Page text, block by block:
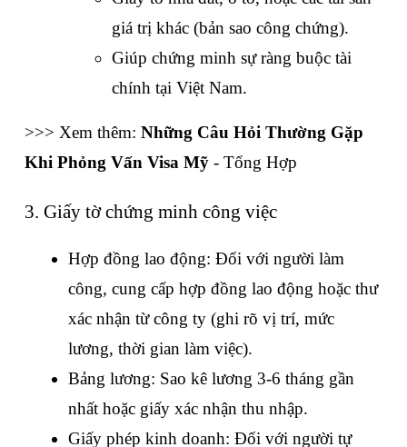
giá trị khác (bản sao công chứng).
Giúp chứng minh sự ràng buộc tài
chính tại Việt Nam.
>>> Xem thêm: Những Câu Hỏi Thường Gặp
Khi Phỏng Vấn Visa Mỹ - Tổng Hợp
3. Giấy tờ chứng minh công việc
Hợp đồng lao động: Đối với người làm
công, cung cấp hợp đồng lao động hoặc thư
xác nhận từ công ty (ghi rõ vị trí, mức
lương, thời gian làm việc).
Bảng lương: Sao kê lương 3-6 tháng gần
nhất hoặc giấy xác nhận thu nhập.
Giấy phép kinh doanh: Đối với người tự